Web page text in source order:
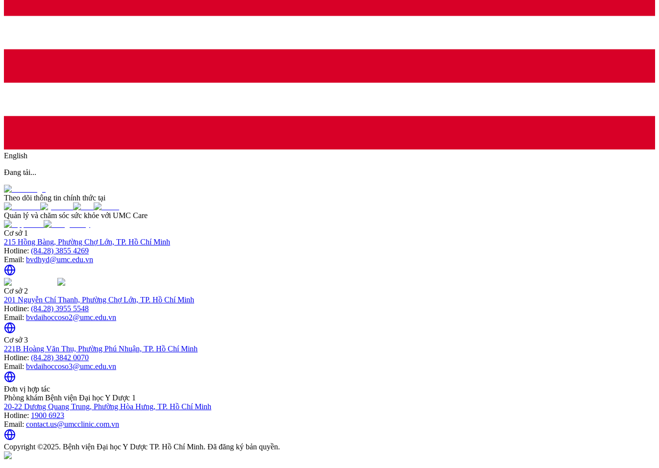
English
Đang tải...
Theo dõi thông tin chính thức tại
Quản lý và chăm sóc sức khỏe với UMC Care
Cơ sở 1
215 Hồng Bàng, Phường Chợ Lớn, TP. Hồ Chí Minh
Hotline: (84.28) 3855 4269
Email: bvdhyd@umc.edu.vn
Cơ sở 2
201 Nguyễn Chí Thanh, Phường Chợ Lớn, TP. Hồ Chí Minh
Hotline: (84.28) 3955 5548
Email: bvdaihoccoso2@umc.edu.vn
Cơ sở 3
221B Hoàng Văn Thụ, Phường Phú Nhuận, TP. Hồ Chí Minh
Hotline: (84.28) 3842 0070
Email: bvdaihoccoso3@umc.edu.vn
Đơn vị hợp tác
Phòng khám Bệnh viện Đại học Y Dược 1
20-22 Dương Quang Trung, Phường Hòa Hưng, TP. Hồ Chí Minh
Hotline: 1900 6923
Email: contact.us@umcclinic.com.vn
Copyright ©2025. Bệnh viện Đại học Y Dược TP. Hồ Chí Minh. Đã đăng ký bản quyền.